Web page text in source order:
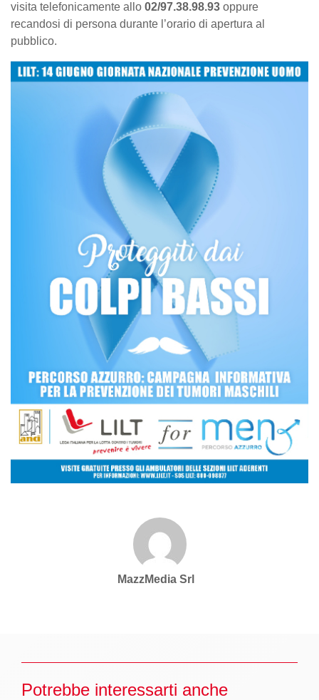
visita telefonicamente allo 02/97.38.98.93 oppure
recandosi di persona durante l’orario di apertura al
pubblico.
MazzMedia Srl
Potrebbe interessarti anche